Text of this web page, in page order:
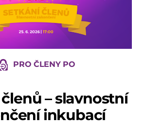
PRO ČLENY PO
– slavnostní
inkubací